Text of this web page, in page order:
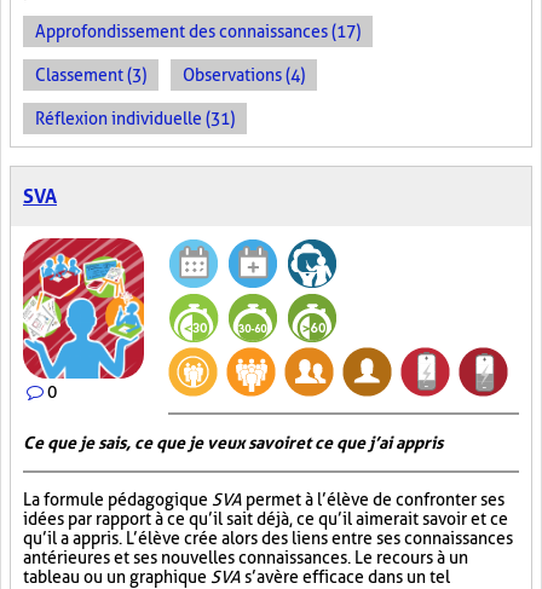
Approfondissement des connaissances (17)
Classement (3) Observations (4)
Réflexion individuelle (31)
SVA
0
Ce que je sais, ce que je veux savoir et ce que j’ai appris
La formule pédagogique SVA permet à l’élève de confronter ses
idées par rapport à ce qu’il sait déjà, ce qu’il aimerait savoir et ce
qu’il a appris. L’élève crée alors des liens entre ses connaissances
antérieures et ses nouvelles connaissances. Le recours à un
tableau ou un graphique SVA s’avère efficace dans un tel